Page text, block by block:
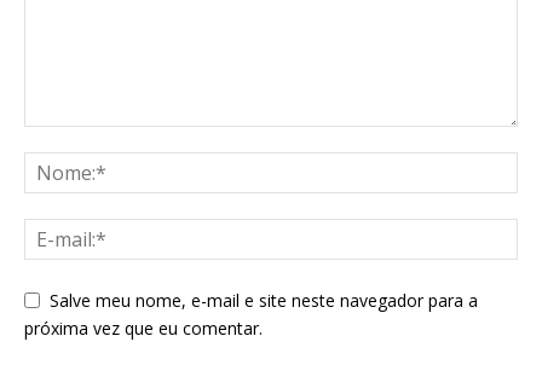
Salve meu nome, e-mail e site neste navegador para a
próxima vez que eu comentar.